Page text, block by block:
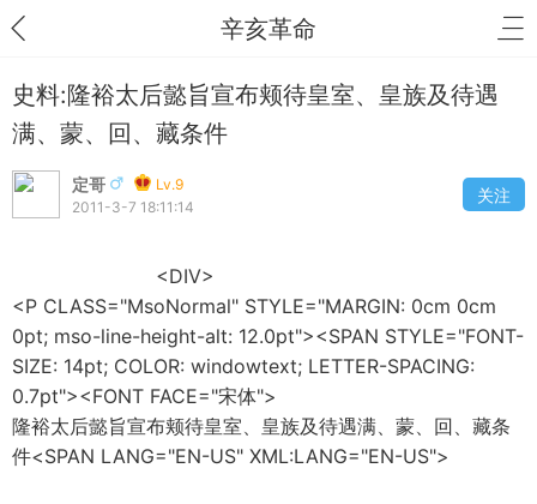
辛亥革命
史料:隆裕太后懿旨宣布颊待皇室、皇族及待遇
满、蒙、回、藏条件
定哥
Lv.9
2011-3-7 18:11:14
关注
<DIV>
<P CLASS="MsoNormal" STYLE="MARGIN: 0cm 0cm
0pt; mso-line-height-alt: 12.0pt"><SPAN STYLE="FONT-
SIZE: 14pt; COLOR: windowtext; LETTER-SPACING:
0.7pt"><FONT FACE="宋体">
隆裕太后懿旨宣布颊待皇室、皇族及待遇满、蒙、回、藏条
件<SPAN LANG="EN-US" XML:LANG="EN-US">